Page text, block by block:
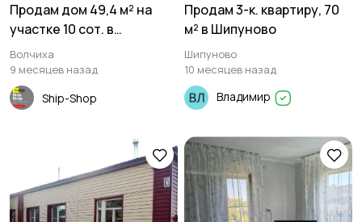
Продам дом 49,4 м² на
участке 10 сот. в
с.Bолчиха ул.Подбoрнaя
Волчиха
9 месяцев назад
Ship-Shop
Продам 3-к. квартиру, 70
м² в Шипуново
Шипуново
10 месяцев назад
Владимир